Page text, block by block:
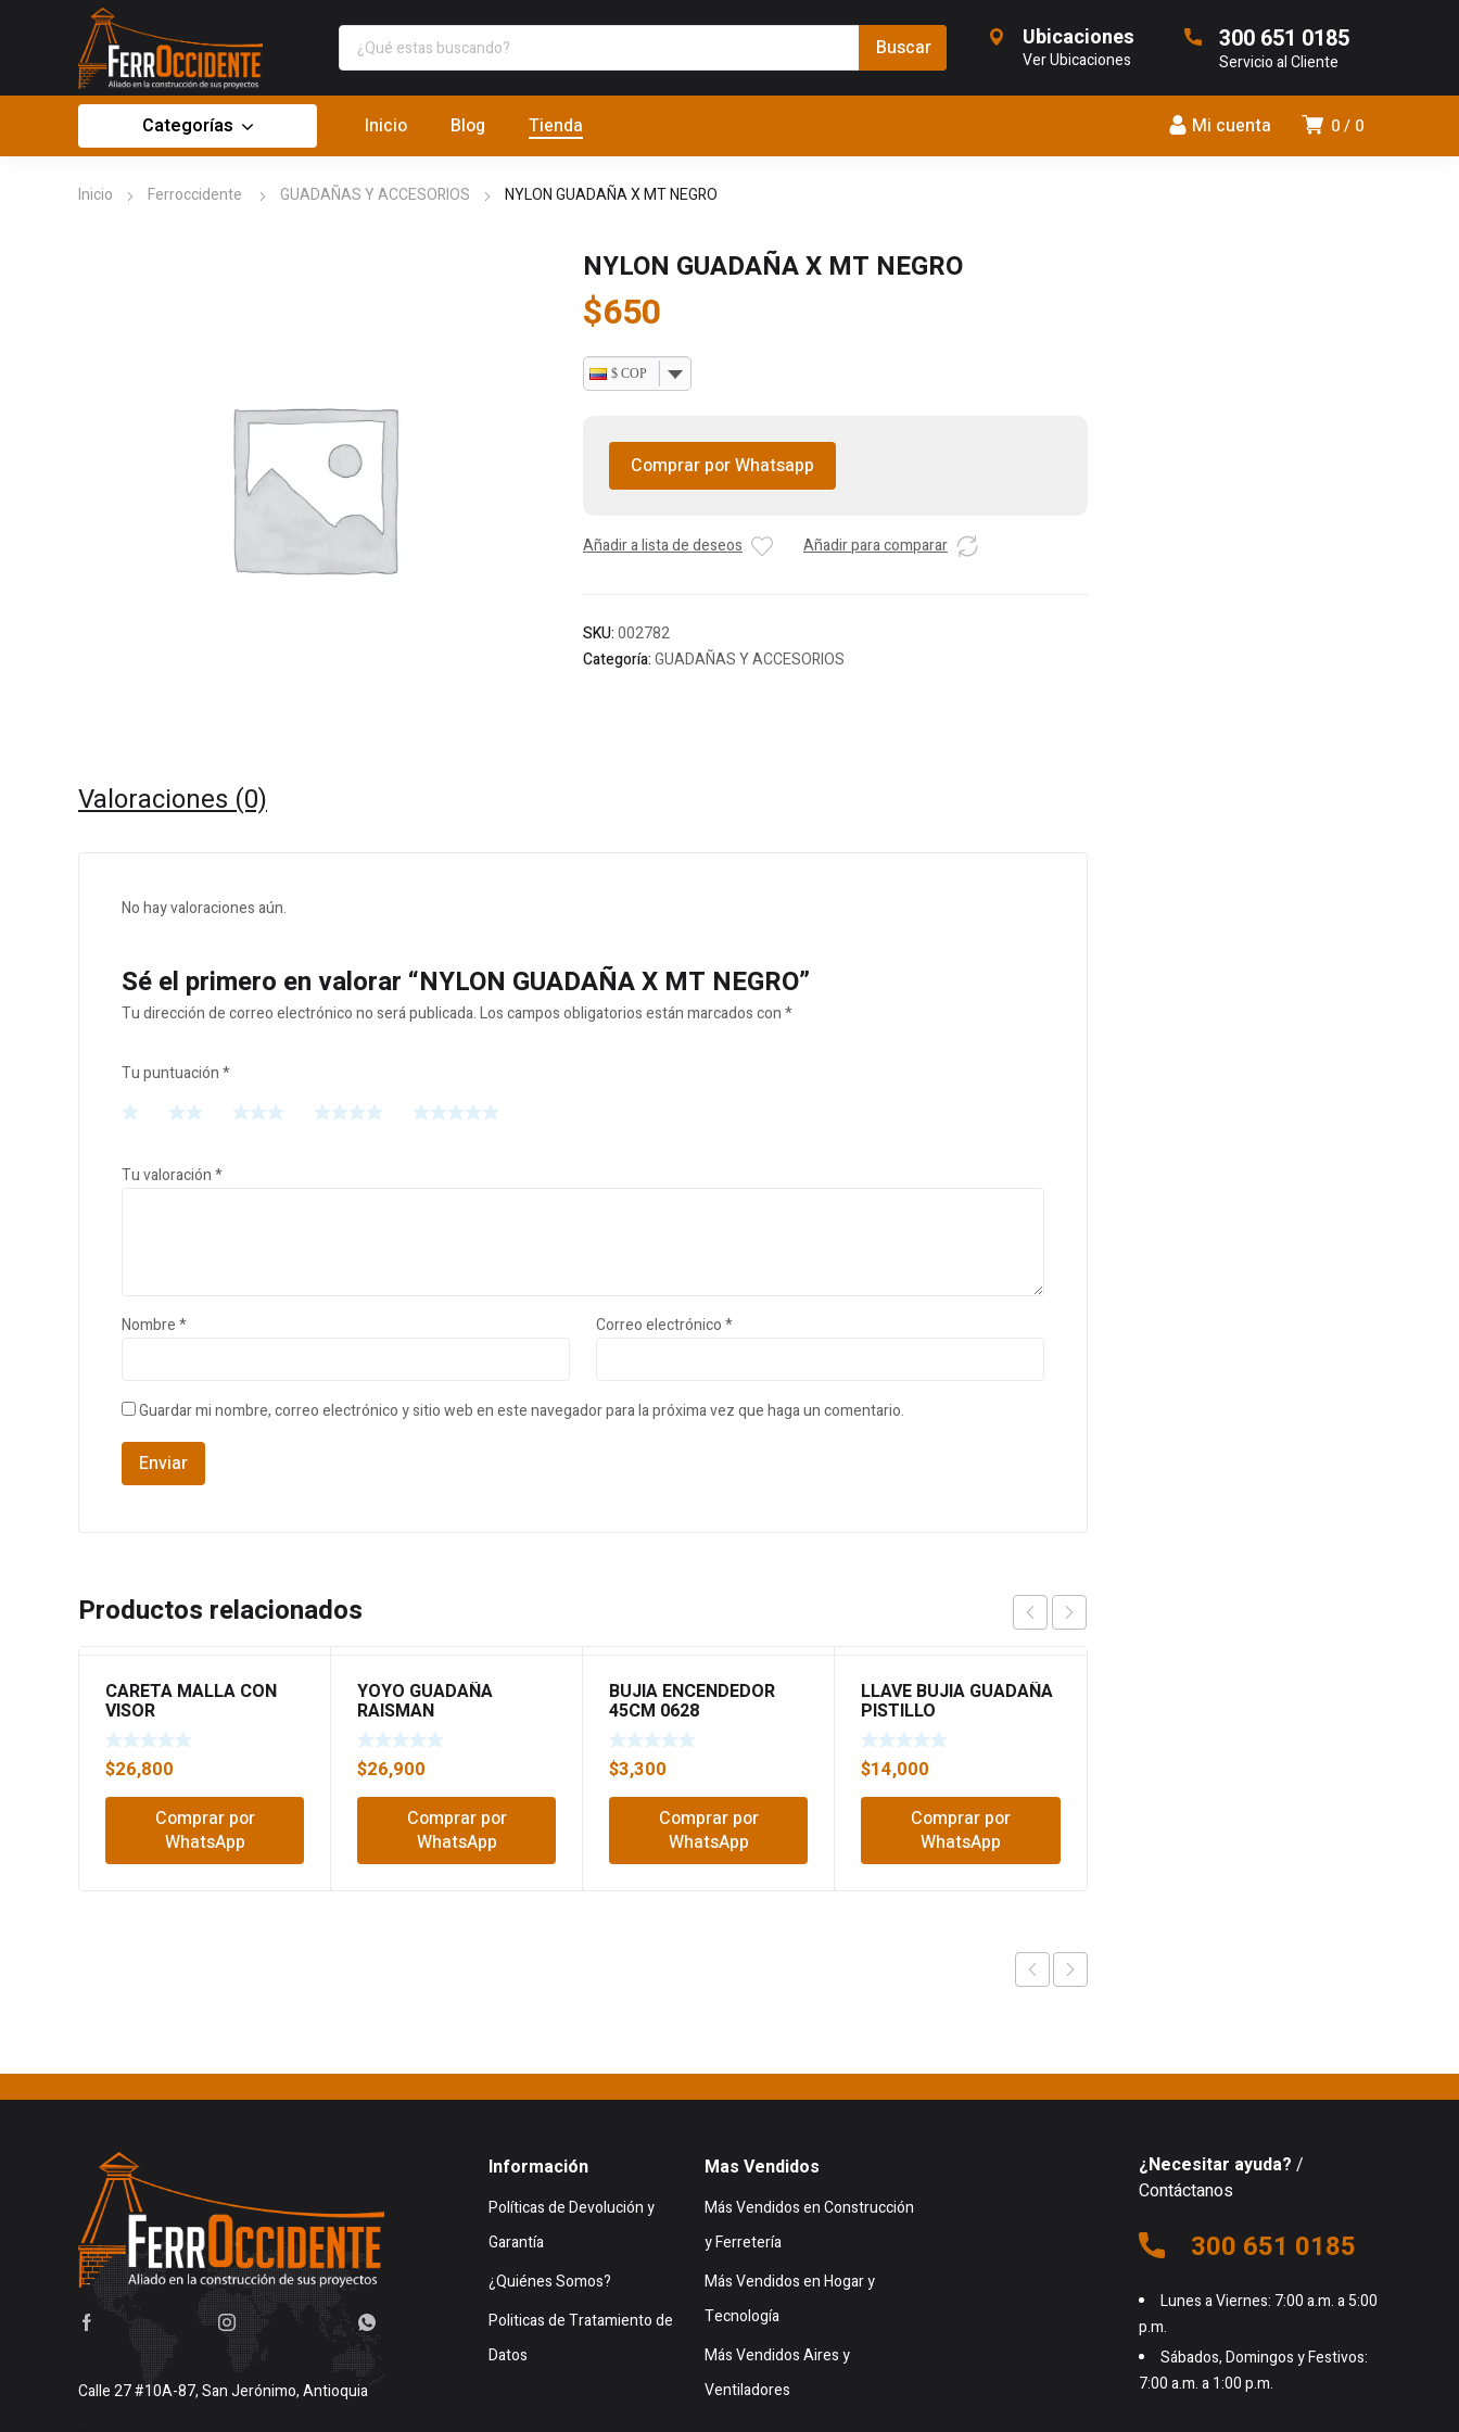
Ubicaciones
Ver Ubicaciones
300 651 0185
Servicio al Cliente
0 0
Mi cuenta
Categorías Inicio Blog Tienda
Inicio Ferroccidente GUADAÑAS Y ACCESORIOS NYLON GUADAÑA X MT NEGRO
NYLON GUADAÑA X MT NEGRO
$650
$ COP
Comprar por Whatsapp
Añadir a lista de deseos Añadir para comparar
SKU:002782
Categoría:GUADAÑAS Y ACCESORIOS
Valoraciones (0)
No hay valoraciones aún.
Sé el primero en valorar “NYLON GUADAÑA X MT NEGRO”
Tu dirección de correo electrónico no será publicada.Los campos obligatorios están marcados con*
Tu puntuación*
Tu valoración*
Nombre* Correo electrónico*
Guardar mi nombre, correo electrónico y sitio web en este navegador para la próxima vez que haga un comentario.
Productos relacionados
CARETA MALLA CON
VISOR
$26,800
Comprar por
WhatsApp
YOYO GUADAÑA
RAISMAN
$26,900
Comprar por
WhatsApp
BUJIA ENCENDEDOR
45CM 0628
$3,300
Comprar por
WhatsApp
LLAVE BUJIA GUADAÑA
PISTILLO
$14,000
Comprar por
WhatsApp
Calle 27 #10A-87, San Jerónimo, Antioquia
Información
Políticas de Devolución y
Garantía
¿Quiénes Somos?
Politicas de Tratamiento de
Datos
Mas Vendidos
Más Vendidos en Construcción
y Ferretería
Más Vendidos en Hogar y
Tecnología
Más Vendidos Aires y
Ventiladores
¿Necesitar ayuda? /
Contáctanos
300 651 0185
Lunes a Viernes: 7:00 a.m. a 5:00
p.m.
Sábados, Domingos y Festivos:
7:00 a.m. a 1:00 p.m.